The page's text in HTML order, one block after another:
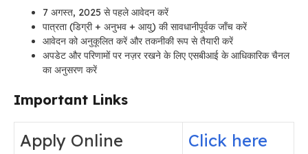
7 अगस्त, 2025 से पहले आवेदन करें
पात्रता (डिग्री + अनुभव + आयु) की सावधानीपूर्वक जाँच करें
आवेदन को अनुकूलित करें और तकनीकी रूप से तैयारी करें
अपडेट और परिणामों पर नज़र रखने के लिए एसबीआई के आधिकारिक चैनल
का अनुसरण करें
Important Links
Apply Online Click here